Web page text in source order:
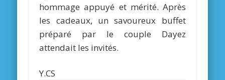
hommage appuyé et mérité. Après
les cadeaux, un savoureux buffet
préparé par le couple Dayez
attendait les invités.
Y.CS